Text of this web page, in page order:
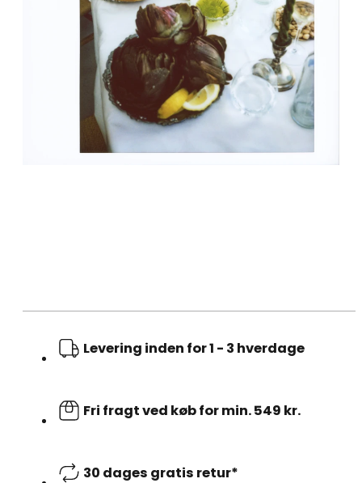
Levering inden for 1 - 3 hverdage
Fri fragt ved køb for min. 549 kr.
30 dages gratis retur*